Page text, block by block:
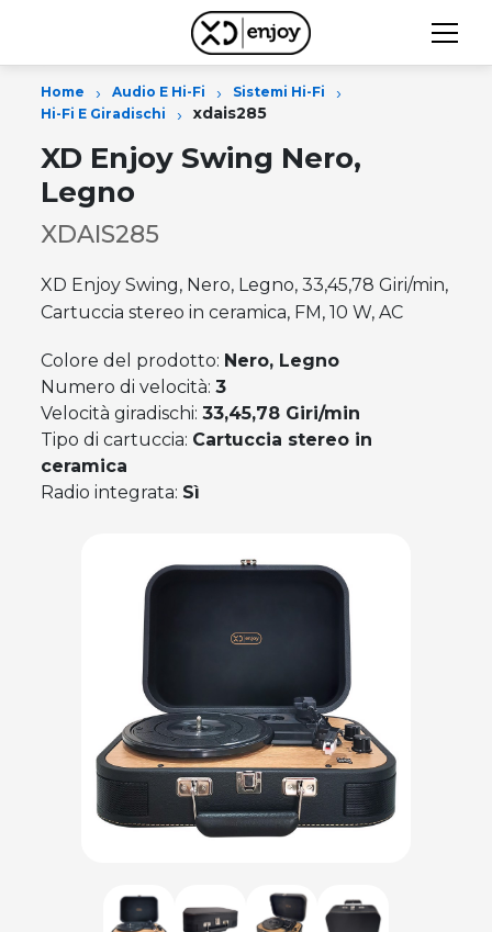
Home › Audio E Hi-Fi › Sistemi Hi-Fi ›
Hi-Fi E Giradischi › xdais285
XD Enjoy Swing Nero,
Legno
XDAIS285
XD Enjoy Swing, Nero, Legno, 33,45,78 Giri/min,
Cartuccia stereo in ceramica, FM, 10 W, AC
Colore del prodotto: Nero, Legno
Numero di velocità:3
Velocità giradischi:33,45,78 Giri/min
Tipo di cartuccia: Cartuccia stereo in
ceramica
Radio integrata: Sì